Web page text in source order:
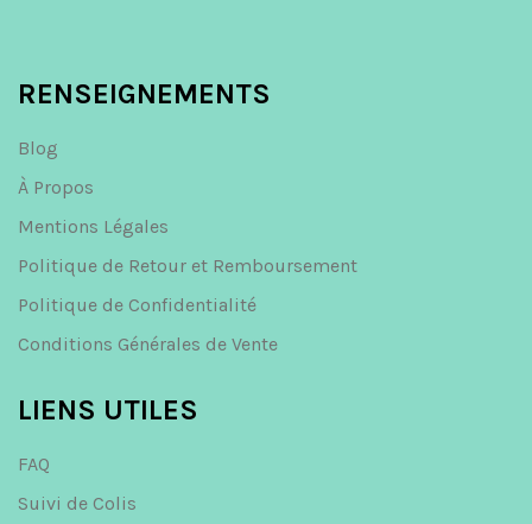
RENSEIGNEMENTS
Blog
À Propos
Mentions Légales
Politique de Retour et Remboursement
Politique de Confidentialité
Conditions Générales de Vente
LIENS UTILES
FAQ
Suivi de Colis